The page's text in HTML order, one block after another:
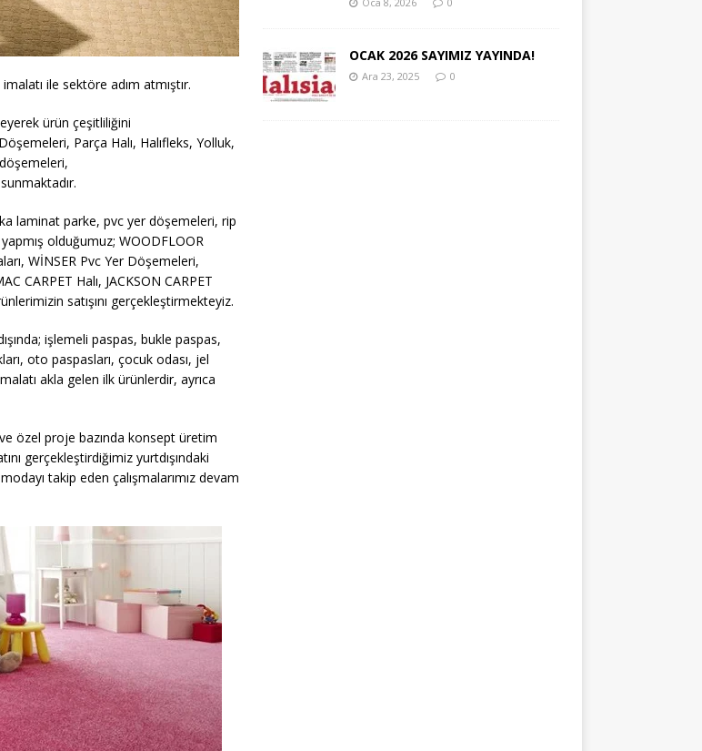
ile sektöre adım atmıştır.
ürün çeşitliliğini
Parça Halı, Halıfleks, Yolluk,
laminat parke, pvc yer döşemeleri, rip
olduğumuz; WOODFLOOR
WİNSER Pvc Yer Döşemeleri,
CARPET Halı, JACKSON CARPET
satışını gerçekleştirmekteyiz.
işlemeli paspas, bukle paspas,
oto paspasları, çocuk odası, jel
akla gelen ilk ürünlerdir, ayrıca
özel proje bazında konsept üretim
gerçekleştirdiğimiz yurtdışındaki
takip eden çalışmalarımız devam
OCAK 2026 SAYIMIZ YAYINDA!
Ara 23, 2025 0